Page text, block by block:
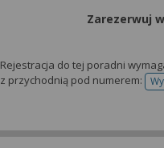
Zarezerwuj
Rejestracja do tej poradni
z przychodnią pod numerem: